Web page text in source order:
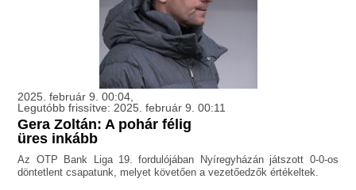
2025. február 9. 00:04,
Legutóbb frissítve: 2025. február 9. 00:11
Gera Zoltán: A pohár félig
üres inkább
Az OTP Bank Liga 19. fordulójában Nyíregyházán játszott 0-0-os
döntetlent csapatunk, melyet követően a vezetőedzők értékeltek.